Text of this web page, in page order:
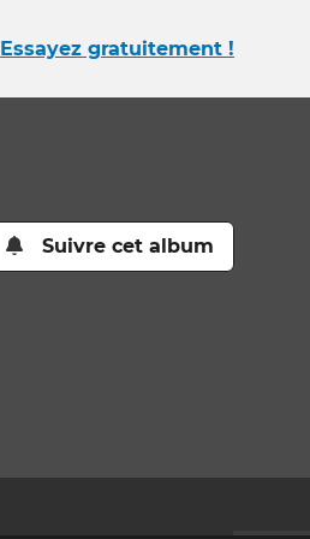
Essayez gratuitement !
Suivre cet album